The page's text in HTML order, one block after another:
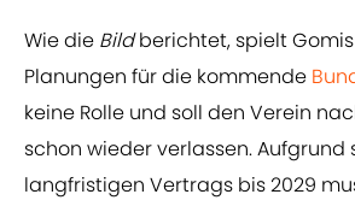
Wie die Bildberichtet, spielt
Planungen für die kommende
keine Rolle und soll den Verein
schon wieder verlassen. Aufgrund
langfristigen Vertrags bis 2029